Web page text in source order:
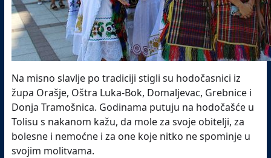
Na misno slavlje po tradiciji stigli su hodočasnici iz
župa Orašje, Oštra Luka-Bok, Domaljevac, Grebnice i
Donja Tramošnica. Godinama putuju na hodočašće u
Tolisu s nakanom kažu, da mole za svoje obitelji, za
bolesne i nemoćne i za one koje nitko ne spominje u
svojim molitvama.